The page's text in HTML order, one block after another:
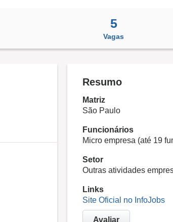
5
Vagas
Resumo
Matriz
São Paulo
Funcionários
Micro empresa (até 19
Setor
Outras atividades
Links
Site Oficial no InfoJobs
Avaliar